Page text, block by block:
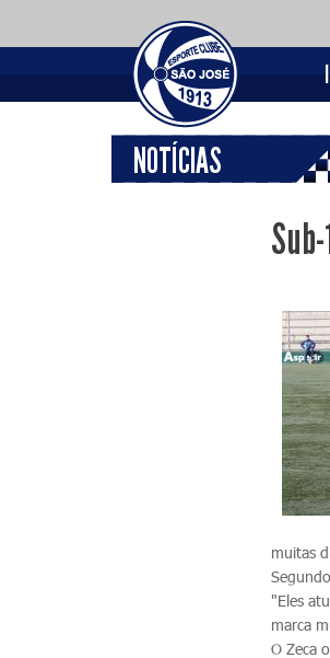
NOTÍCIAS
muitas
"Eles
marca
O Zeca